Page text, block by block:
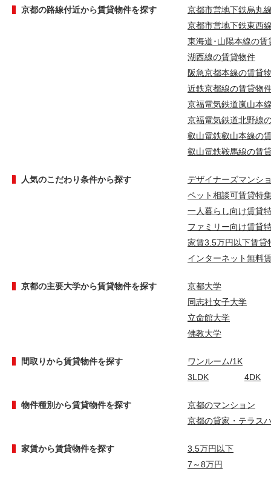
京都の路線付近から賃貸物件を探す
京都市営地下鉄烏丸
京都市営地下鉄東西
東海道･山陽本線の賃
湖西線の賃貸物件
阪急京都本線の賃貸
近鉄京都線の賃貸物
京福電気鉄道嵐山本
京福電気鉄道北野線
叡山電鉄叡山本線の
叡山電鉄鞍馬線の賃
人気のこだわり条件から探す
デザイナーズマンシ
ペット相談可賃貸特
一人暮らし向け賃貸
ファミリー向け賃貸
家賃3.5万円以下賃貸
インターネット無料
京都の主要大学から賃貸物件を探す
京都大学
同志社女子大学
立命館大学
佛教大学
間取りから賃貸物件を探す
ワンルーム/1K
3LDK
4DK
物件種別から賃貸物件を探す
京都のマンション
京都の貸家・テラス
家賃から賃貸物件を探す
3.5万円以下
7～8万円